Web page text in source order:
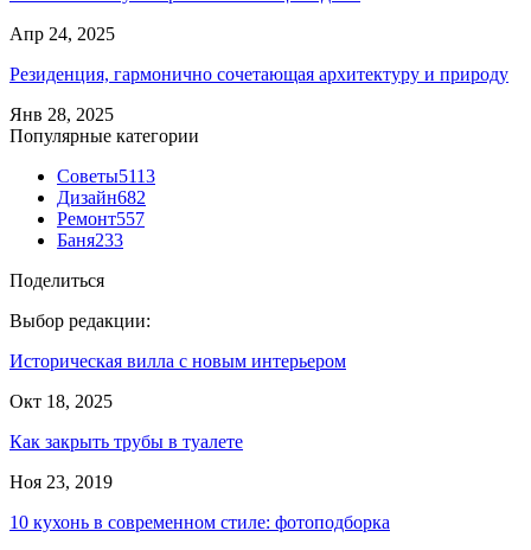
Апр 24, 2025
Резиденция, гармонично сочетающая архитектуру и природу
Янв 28, 2025
Популярные категории
Советы5113
Дизайн682
Ремонт557
Баня233
Поделиться
Выбор редакции:
Историческая вилла с новым интерьером
Окт 18, 2025
Как закрыть трубы в туалете
Ноя 23, 2019
10 кухонь в современном стиле: фотоподборка